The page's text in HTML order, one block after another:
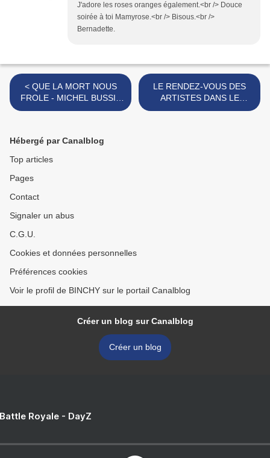
J'adore les roses oranges également.<br /> Douce
soirée à toi Mamyrose.<br /> Bisous.<br />
Bernadette.
< QUE LA MORT NOUS
FROLE - MICHEL BUSSI :
DU GRAND BUSSI ! A LIRE
LE RENDEZ-VOUS DES
ARTISTES DANS LE
JARDIN DU BOIS
Hébergé par Canalblog
Top articles
Pages
Contact
Signaler un abus
C.G.U.
Cookies et données personnelles
Préférences cookies
Voir le profil de BINCHY sur le portail Canalblog
Créer un blog sur Canalblog
Créer un blog
Royale - DayZ